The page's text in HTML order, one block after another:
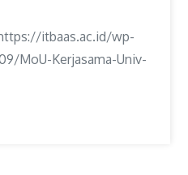
itbaas.ac.id/wp-
MoU-Kerjasama-Univ-